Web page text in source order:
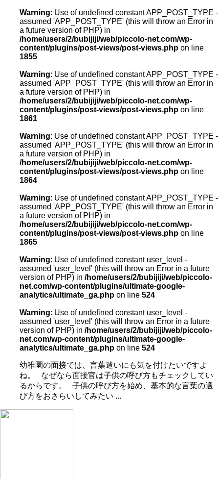
Warning: Use of undefined constant APP_POST_TYPE -
assumed 'APP_POST_TYPE' (this will throw an Error in
a future version of PHP) in
/home/users/2/bubijiji/web/piccolo-net.com/wp-
content/plugins/post-views/post-views.php on line
1855
Warning: Use of undefined constant APP_POST_TYPE -
assumed 'APP_POST_TYPE' (this will throw an Error in
a future version of PHP) in
/home/users/2/bubijiji/web/piccolo-net.com/wp-
content/plugins/post-views/post-views.php on line
1861
Warning: Use of undefined constant APP_POST_TYPE -
assumed 'APP_POST_TYPE' (this will throw an Error in
a future version of PHP) in
/home/users/2/bubijiji/web/piccolo-net.com/wp-
content/plugins/post-views/post-views.php on line
1864
Warning: Use of undefined constant APP_POST_TYPE -
assumed 'APP_POST_TYPE' (this will throw an Error in
a future version of PHP) in
/home/users/2/bubijiji/web/piccolo-net.com/wp-
content/plugins/post-views/post-views.php on line
1865
Warning: Use of undefined constant user_level -
assumed 'user_level' (this will throw an Error in a future
version of PHP) in /home/users/2/bubijiji/web/piccolo-
net.com/wp-content/plugins/ultimate-google-
analytics/ultimate_ga.php on line 524
Warning: Use of undefined constant user_level -
assumed 'user_level' (this will throw an Error in a future
version of PHP) in /home/users/2/bubijiji/web/piccolo-
net.com/wp-content/plugins/ultimate-google-
analytics/ultimate_ga.php on line 524
幼稚園の面接では、言葉遣いにも気を付けたいですよ
ね。 なぜなら面接官は子供の呼び方もチェックしてい
るからです。 子供の呼び方を始め、基本的な言葉の選
び方をおさらいしてみたい ...